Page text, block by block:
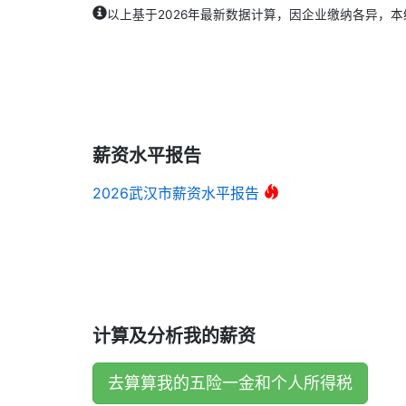
以上基于2026年最新数据计算，因企业缴纳各异，本
薪资水平报告
2026武汉市薪资水平报告
计算及分析我的薪资
去算算我的五险一金和个人所得税